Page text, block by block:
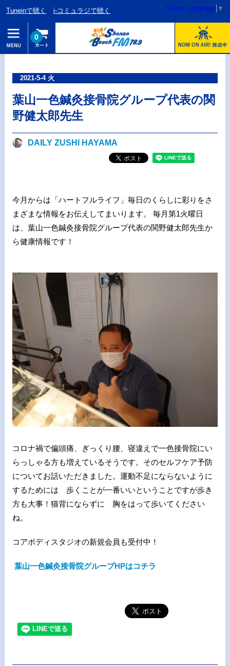
Tuneinで聴く i-コミュラジで聴く Select Language ▼
0
2021-5-4 火
葉山一色鍼灸接骨院グループ代表の関
野健太郎先生
DAILY ZUSHI HAYAMA
今月からは「ハートフルライフ」毎日のくらしに彩りをさ
まざまな情報をお伝えしてまいります。 毎月第1火曜日
は、葉山一色鍼灸接骨院グループ代表の関野健太郎先生か
ら健康情報です！
コロナ禍で偏頭痛、ぎっくり腰、寝違えで一色接骨院にい
らっしゃる方も増えているそうです。そのセルフケア予防
についてお話いただきました。運動不足にならないように
するためには 歩くことが一番いいということですが歩き
方も大事！猫背にならずに 胸をはって歩いてください
ね。
コアボディスタジオの新規会員も受付中！
葉山一色鍼灸接骨院グループHPはコチラ